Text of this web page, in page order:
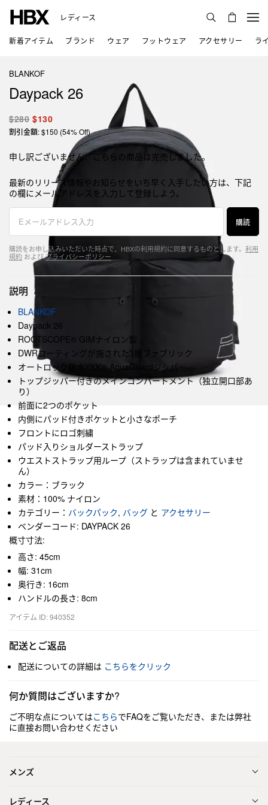
レディース
新着アイテム ブランド ウェア フットウェア アクセサリー ラ
BLANKOF
Daypack 26
$280 $130
割引金額: $150 (54% Off)
申し訳ございません、こちらの商品は完売しました。
最新のリリース情報やお知らせをいち早く入手したい方は、下記
の欄にメールアドレスを入力して登録しよう。
購読
購読をお申し込みいただいた時点で、HBXの利用規約に同意するものとします。 利用
規約 およびプライバシーポリシー
説明
BLANKOF
Daypack 26
ROOTSCOPE® GIMナイロン製
DWRコーティングが施された3層ファブリック
オートロック防水YKK® AquaGuardジッパー
トップジッパー付きのメインコンパートメント（独立開口部あ
り）
前面に2つのポケット
内側にパッド付きポケットと小さなポーチ
フロントにロゴ刺繍
パッド入りショルダーストラップ
ウエストストラップ用ループ（ストラップは含まれていませ
ん）
カラー：ブラック
素材：100% ナイロン
カテゴリー： バックパック, バッグ と アクセサリー
ベンダーコード: DAYPACK 26
概寸寸法:
高さ: 45cm
幅: 31cm
奥行き: 16cm
ハンドルの長さ: 8cm
アイテム ID: 940352
配送とご返品
配送についての詳細は こちらをクリック
何か質問はございますか?
ご不明な点についてはこちらでFAQをご覧いただき、または弊社
に直接お問い合わせください
メンズ
レディース